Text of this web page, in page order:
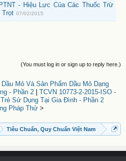
- Hiệu Lực Của Các Thuốc Trừ
Trọt 07/02/2015
(You must log in or sign up to reply here.)
Mỏ Và Sản Phẩm Dầu Mỏ Dạng
- Phần 2| TCVN 10773-2-2015-ISO -
Sử Dụng Tại Gia Đình - Phần 2
Pháp Thử >
Tiêu Chuẩn, Quy Chuẩn Việt Nam